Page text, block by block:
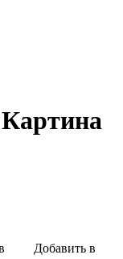
Добавить в